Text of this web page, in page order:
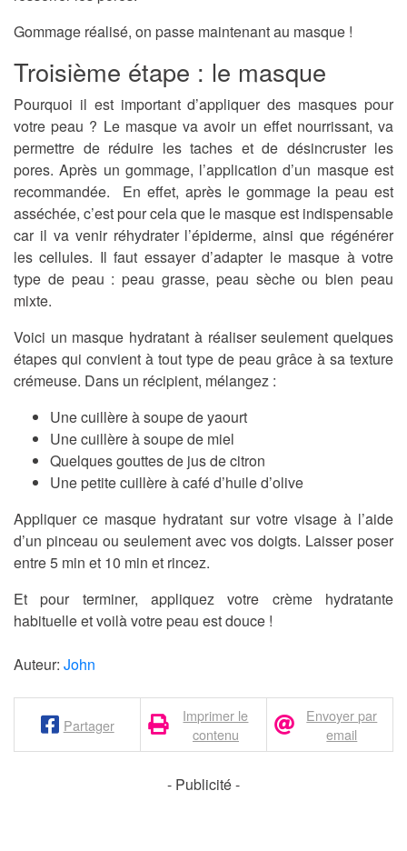
Gommage réalisé, on passe maintenant au masque !
Troisième étape : le masque
Pourquoi il est important d’appliquer des masques pour
votre peau ? Le masque va avoir un effet nourrissant, va
permettre de réduire les taches et de désincruster les
pores. Après un gommage, l’application d’un masque est
recommandée. En effet, après le gommage la peau est
asséchée, c’est pour cela que le masque est indispensable
car il va venir réhydrater l’épiderme, ainsi que régénérer
les cellules. Il faut essayer d’adapter le masque à votre
type de peau : peau grasse, peau sèche ou bien peau
mixte.
Voici un masque hydratant à réaliser seulement quelques
étapes qui convient à tout type de peau grâce à sa texture
crémeuse. Dans un récipient, mélangez :
Une cuillère à soupe de yaourt
Une cuillère à soupe de miel
Quelques gouttes de jus de citron
Une petite cuillère à café d’huile d’olive
Appliquer ce masque hydratant sur votre visage à l’aide
d’un pinceau ou seulement avec vos doigts. Laisser poser
entre 5 min et 10 min et rincez.
Et pour terminer, appliquez votre crème hydratante
habituelle et voilà votre peau est douce !
Auteur: John
Partager
Imprimer le
contenu
Envoyer par
email
- Publicité -